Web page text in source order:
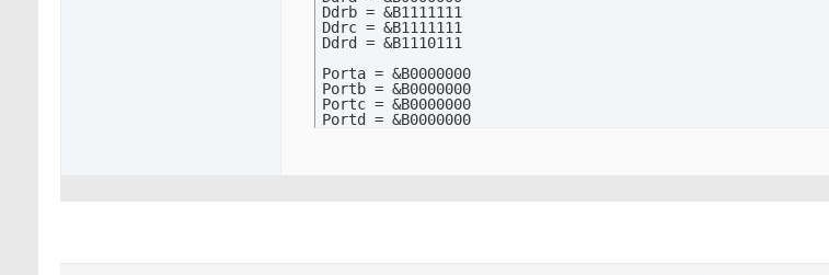
Ddrb = &B1111111                                            '1
Ddrc = &B1111111                                            '1
Ddrd = &B1110111                                            '1
Porta = &B0000000
Portb = &B0000000
Portc = &B0000000
Portd = &B0000000
Config Timer0 = Timer , Prescale = 64